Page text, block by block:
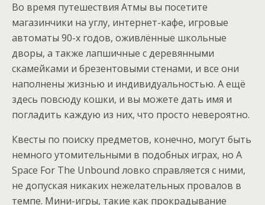
Во время путешествия Атмы вы посетите
магазинчики на углу, интернет-кафе, игровые
автоматы 90-х годов, оживлённые школьные
дворы, а также лапшичные с деревянными
скамейками и брезентовыми стенами, и все они
наполнены жизнью и индивидуальностью. А ещё
здесь повсюду кошки, и вы можете дать имя и
погладить каждую из них, что просто невероятно.
Квесты по поиску предметов, конечно, могут быть
немного утомительными в подобных играх, но A
Space For The Unbound ловко справляется с ними,
не допуская никаких нежелательных провалов в
темпе. Мини-игры, такие как прокрадывание